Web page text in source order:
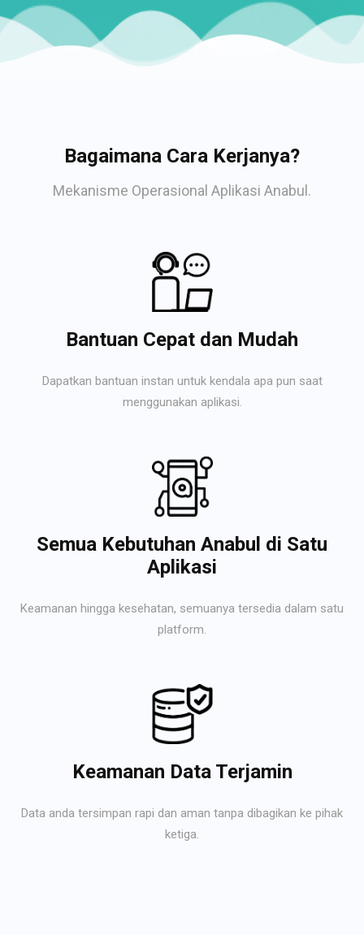
Bagaimana Cara Kerjanya?
Mekanisme Operasional Aplikasi Anabul.
Bantuan Cepat dan Mudah
Dapatkan bantuan instan untuk kendala apa pun saat
menggunakan aplikasi.
Semua Kebutuhan Anabul di Satu
Aplikasi
Keamanan hingga kesehatan, semuanya tersedia dalam satu
platform.
Keamanan Data Terjamin
Data anda tersimpan rapi dan aman tanpa dibagikan ke pihak
ketiga.